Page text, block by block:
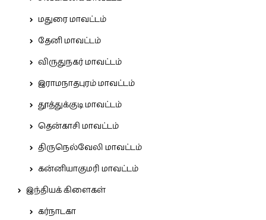
மதுரை மாவட்டம்
தேனி மாவட்டம்
விருதுநகர் மாவட்டம்
இராமநாதபுரம் மாவட்டம்
தூத்துக்குடி மாவட்டம்
தென்காசி மாவட்டம்
திருநெல்வேலி மாவட்டம்
கன்னியாகுமரி மாவட்டம்
இந்தியக் கிளைகள்
கர்நாடகா